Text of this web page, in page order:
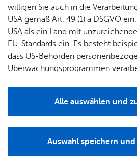
Alle Standorte
willigen Sie auch in die
USA gemäß Art. 49 (1) a DSGVO
USA als ein Land mit
EU-Standards ein. Es besteht
dass US-Behörden
Überwachungsprogrammen
Auswahl speichern
Alle auswählen und